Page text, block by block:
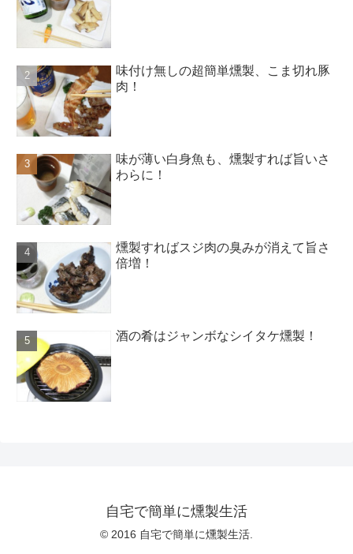
味付け無しの超簡単燻製、こま切れ豚
肉！
味が薄い白身魚も、燻製すれば旨いさ
わらに！
燻製すればスジ肉の臭みが消えて旨さ
倍増！
酒の肴はジャンボなシイタケ燻製！
自宅で簡単に燻製生活
© 2016 自宅で簡単に燻製生活.